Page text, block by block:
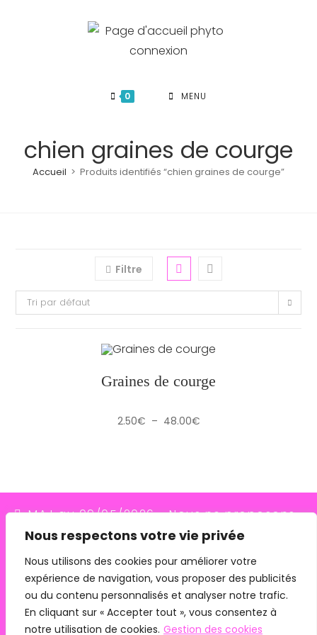
Nous respectons votre vie privée
Nous utilisons des cookies pour améliorer votre
expérience de navigation, vous proposer des publicités
ou du contenu personnalisés et analyser notre trafic.
En cliquant sur « Accepter tout », vous consentez à
notre utilisation de cookies. Gestion des cookies
MAJ au 09/05/2026 - Nous ne proposons
plus le transporteur Relais Colis (placés en
redressement judiciaire le 10/03/26, ils
n'assurent plus les livraisons depuis le
07/05/26). Pour les commandes avec
remise en main propre, merci de me
0 MENU
chien graines de courge
Accueil > Produits identifiés “chien graines de courge”
Filtre
Tri par défaut
Graines de courge
2.50€ – 48.00€Plage